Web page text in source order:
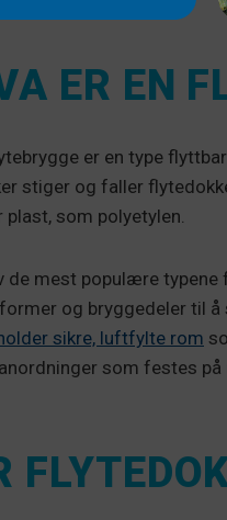
ER EN
er en type
stiger og faller
plast, som polyetylen.
de mest populære
og bryggedeler til
sikre, luftfylte rom
som festes på